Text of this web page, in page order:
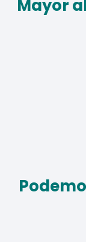
Mayor